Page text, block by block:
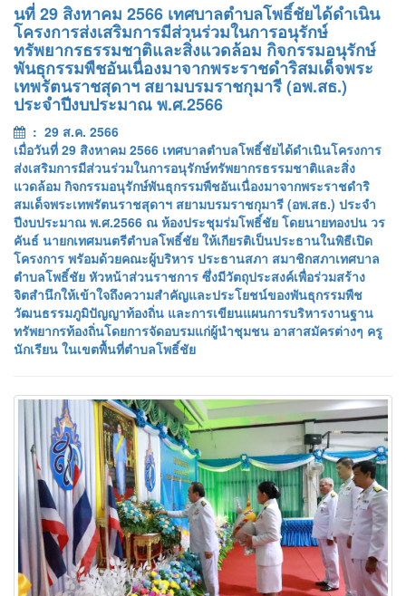
นที่ 29 สิงหาคม 2566 เทศบาลตำบลโพธิ์ชัยได้ดำเนิน
โครงการส่งเสริมการมีส่วนร่วมในการอนุรักษ์
ทรัพยากรธรรมชาติและสิ่งแวดล้อม กิจกรรมอนุรักษ์
พันธุกรรมพืชอันเนื่องมาจากพระราชดำริสมเด็จพระ
เทพรัตนราชสุดาฯ สยามบรมราชกุมารี (อพ.สธ.)
ประจำปีงบประมาณ พ.ศ.2566
: 29 ส.ค. 2566
เมื่อวันที่ 29 สิงหาคม 2566 เทศบาลตำบลโพธิ์ชัยได้ดำเนินโครงการ
ส่งเสริมการมีส่วนร่วมในการอนุรักษ์ทรัพยากรธรรมชาติและสิ่ง
แวดล้อม กิจกรรมอนุรักษ์พันธุกรรมพืชอันเนื่องมาจากพระราชดำริ
สมเด็จพระเทพรัตนราชสุดาฯ สยามบรมราชกุมารี (อพ.สธ.) ประจำ
ปีงบประมาณ พ.ศ.2566 ณ ห้องประชุมร่มโพธิ์ชัย โดยนายทองปน วร
คันธ์ นายกเทศมนตรีตำบลโพธิ์ชัย ให้เกียรติเป็นประธานในพิธีเปิด
โครงการ พรัอมด้วยคณะผู้บริหาร ประธานสภา สมาชิกสภาเทศบาล
ตำบลโพธิ์ชัย หัวหน้าส่วนราชการ ซึ่งมีวัตถุประสงค์เพื่อร่วมสร้าง
จิตสำนึกให้เข้าใจถึงความสำคัญและประโยชน์ของพันธุกรรมพืช
วัฒนธรรมภูมิปัญญาท้องถิ่น และการเขียนแผนการบริหารงานฐาน
ทรัพยากรท้องถิ่นโดยการจัดอบรมแก่ผู้นำชุมชน อาสาสมัครต่างๆ ครู
นักเรียน ในเขตพื้นที่ตำบลโพธิ์ชัย